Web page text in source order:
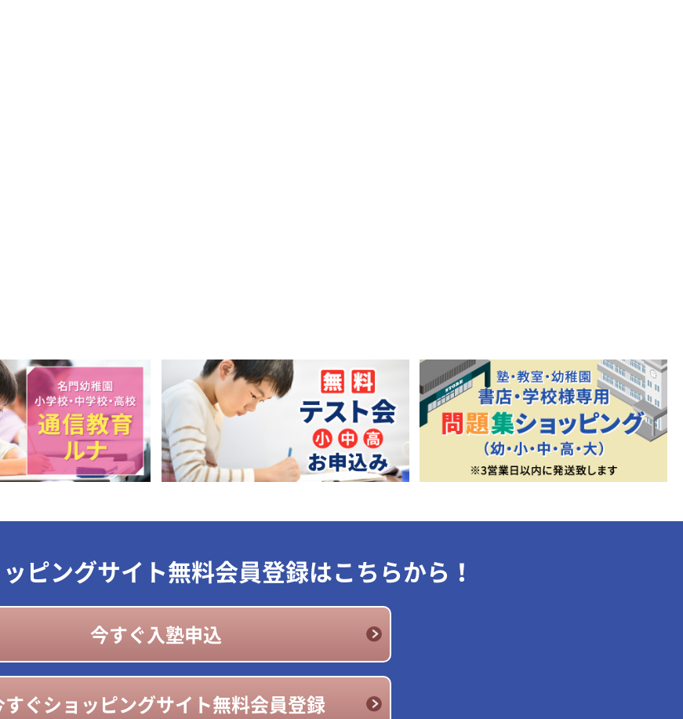
ピングサイト無料会員登録はこちらから！
今すぐ入塾申込
すぐショッピングサイト無料会員登録